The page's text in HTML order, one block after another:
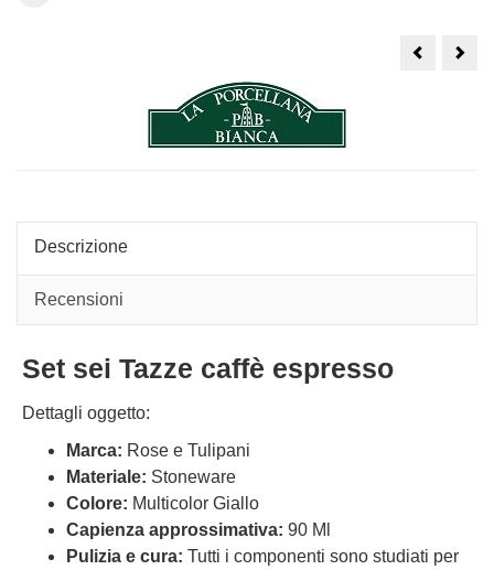
Tazzine
Descrizione
Recensioni
Set sei Tazze caffè espresso
Dettagli oggetto:
Marca: Rose e Tulipani
Materiale: Stoneware
Colore: Multicolor Giallo
Capienza approssimativa: 90 Ml
Pulizia e cura: Tutti i componenti sono studiati per